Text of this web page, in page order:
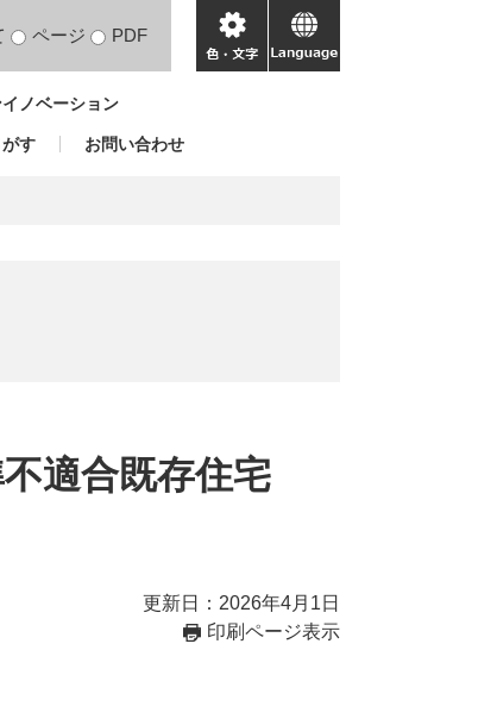
ページ PDF
色・
文
language
ノベーション
す お問い合わせ
適合既存住宅
更新日：2026年4月1日
印刷ページ表示